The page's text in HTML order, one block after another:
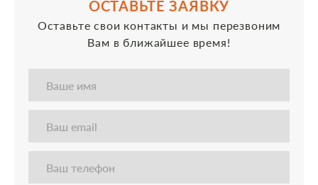
ОСТАВЬТЕ ЗАЯВКУ
Оставьте свои контакты и мы перезвоним
Вам в ближайшее время!